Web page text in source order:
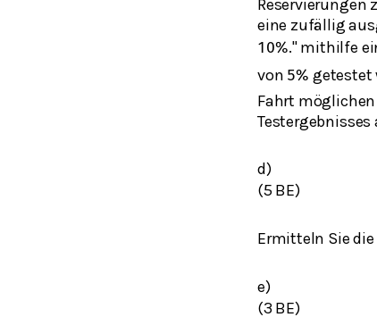
Reservierungen
eine zufällig
10%." mithilfe
von 5% getestet
Fahrt
d)
(5 BE)
Ermitteln Sie
e)
(3 BE)